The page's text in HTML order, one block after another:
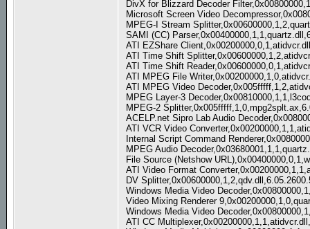
DivX for Blizzard Decoder
Microsoft Screen Video
MPEG-I Stream
SAMI (CC)
ATI EZShare
ATI Time Shift
ATI Time Shift
ATI MPEG File
ATI MPEG Video
MPEG Layer-3
MPEG-2
ACELP.net Sipro Lab Audio
ATI VCR Video
Internal Script Command
MPEG Audio
File Source (Netshow
ATI Video Format
DV
Windows Media Video
Video Mixing Renderer
Windows Media Video
ATI CC